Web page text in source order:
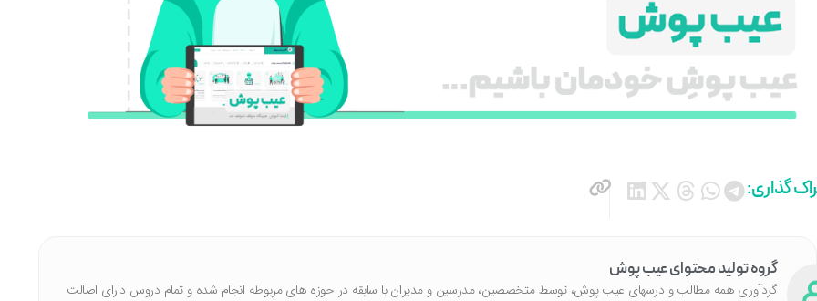
گذاری:
گروه تولید محتوای عیب پوش
گردآوری همه مطالب و درسهای عیب پوش، توسط متخصصین، مدرسین و مدیران با سابقه در حوزه های مربوطه انجام شده‌ و تمام دروس دارای اصالت